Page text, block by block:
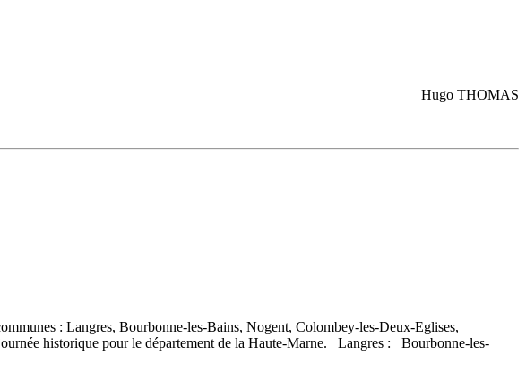
Hugo THOMAS
: Langres, Bourbonne-les-Bains, Nogent, Colombey-les-Deux-Eglises,
historique pour le département de la Haute-Marne. Langres : Bourbonne-les-